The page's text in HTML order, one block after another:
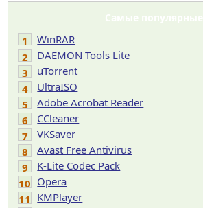
Самые популярные
1
WinRAR
2
DAEMON Tools Lite
3
uTorrent
4
UltraISO
5
Adobe Acrobat Reader
6
CCleaner
7
VKSaver
8
Avast Free Antivirus
9
K-Lite Codec Pack
10 Opera
11 KMPlayer